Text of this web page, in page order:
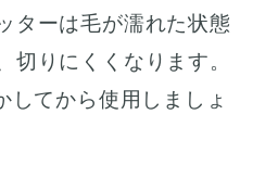
ターは毛が濡れた状態
切りにくくなります。
してから使用しましょ